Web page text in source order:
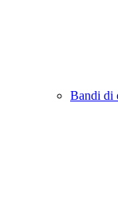
Bandi di